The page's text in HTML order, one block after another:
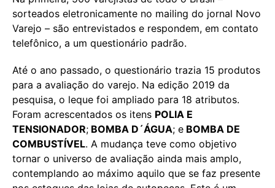
sorteados eletronicamente no mailing do jornal Novo
Varejo – são entrevistados e respondem, em contato
telefônico, a um questionário padrão.
Até o ano passado, o questionário trazia 15 produtos
para a avaliação do varejo. Na edição 2019 da
pesquisa, o leque foi ampliado para 18 atributos.
Foram acrescentados os itens POLIA E
TENSIONADOR; BOMBA D´ÁGUA; e BOMBA DE
COMBUSTÍVEL. A mudança teve como objetivo
tornar o universo de avaliação ainda mais amplo,
contemplando ao máximo aquilo que se faz presente